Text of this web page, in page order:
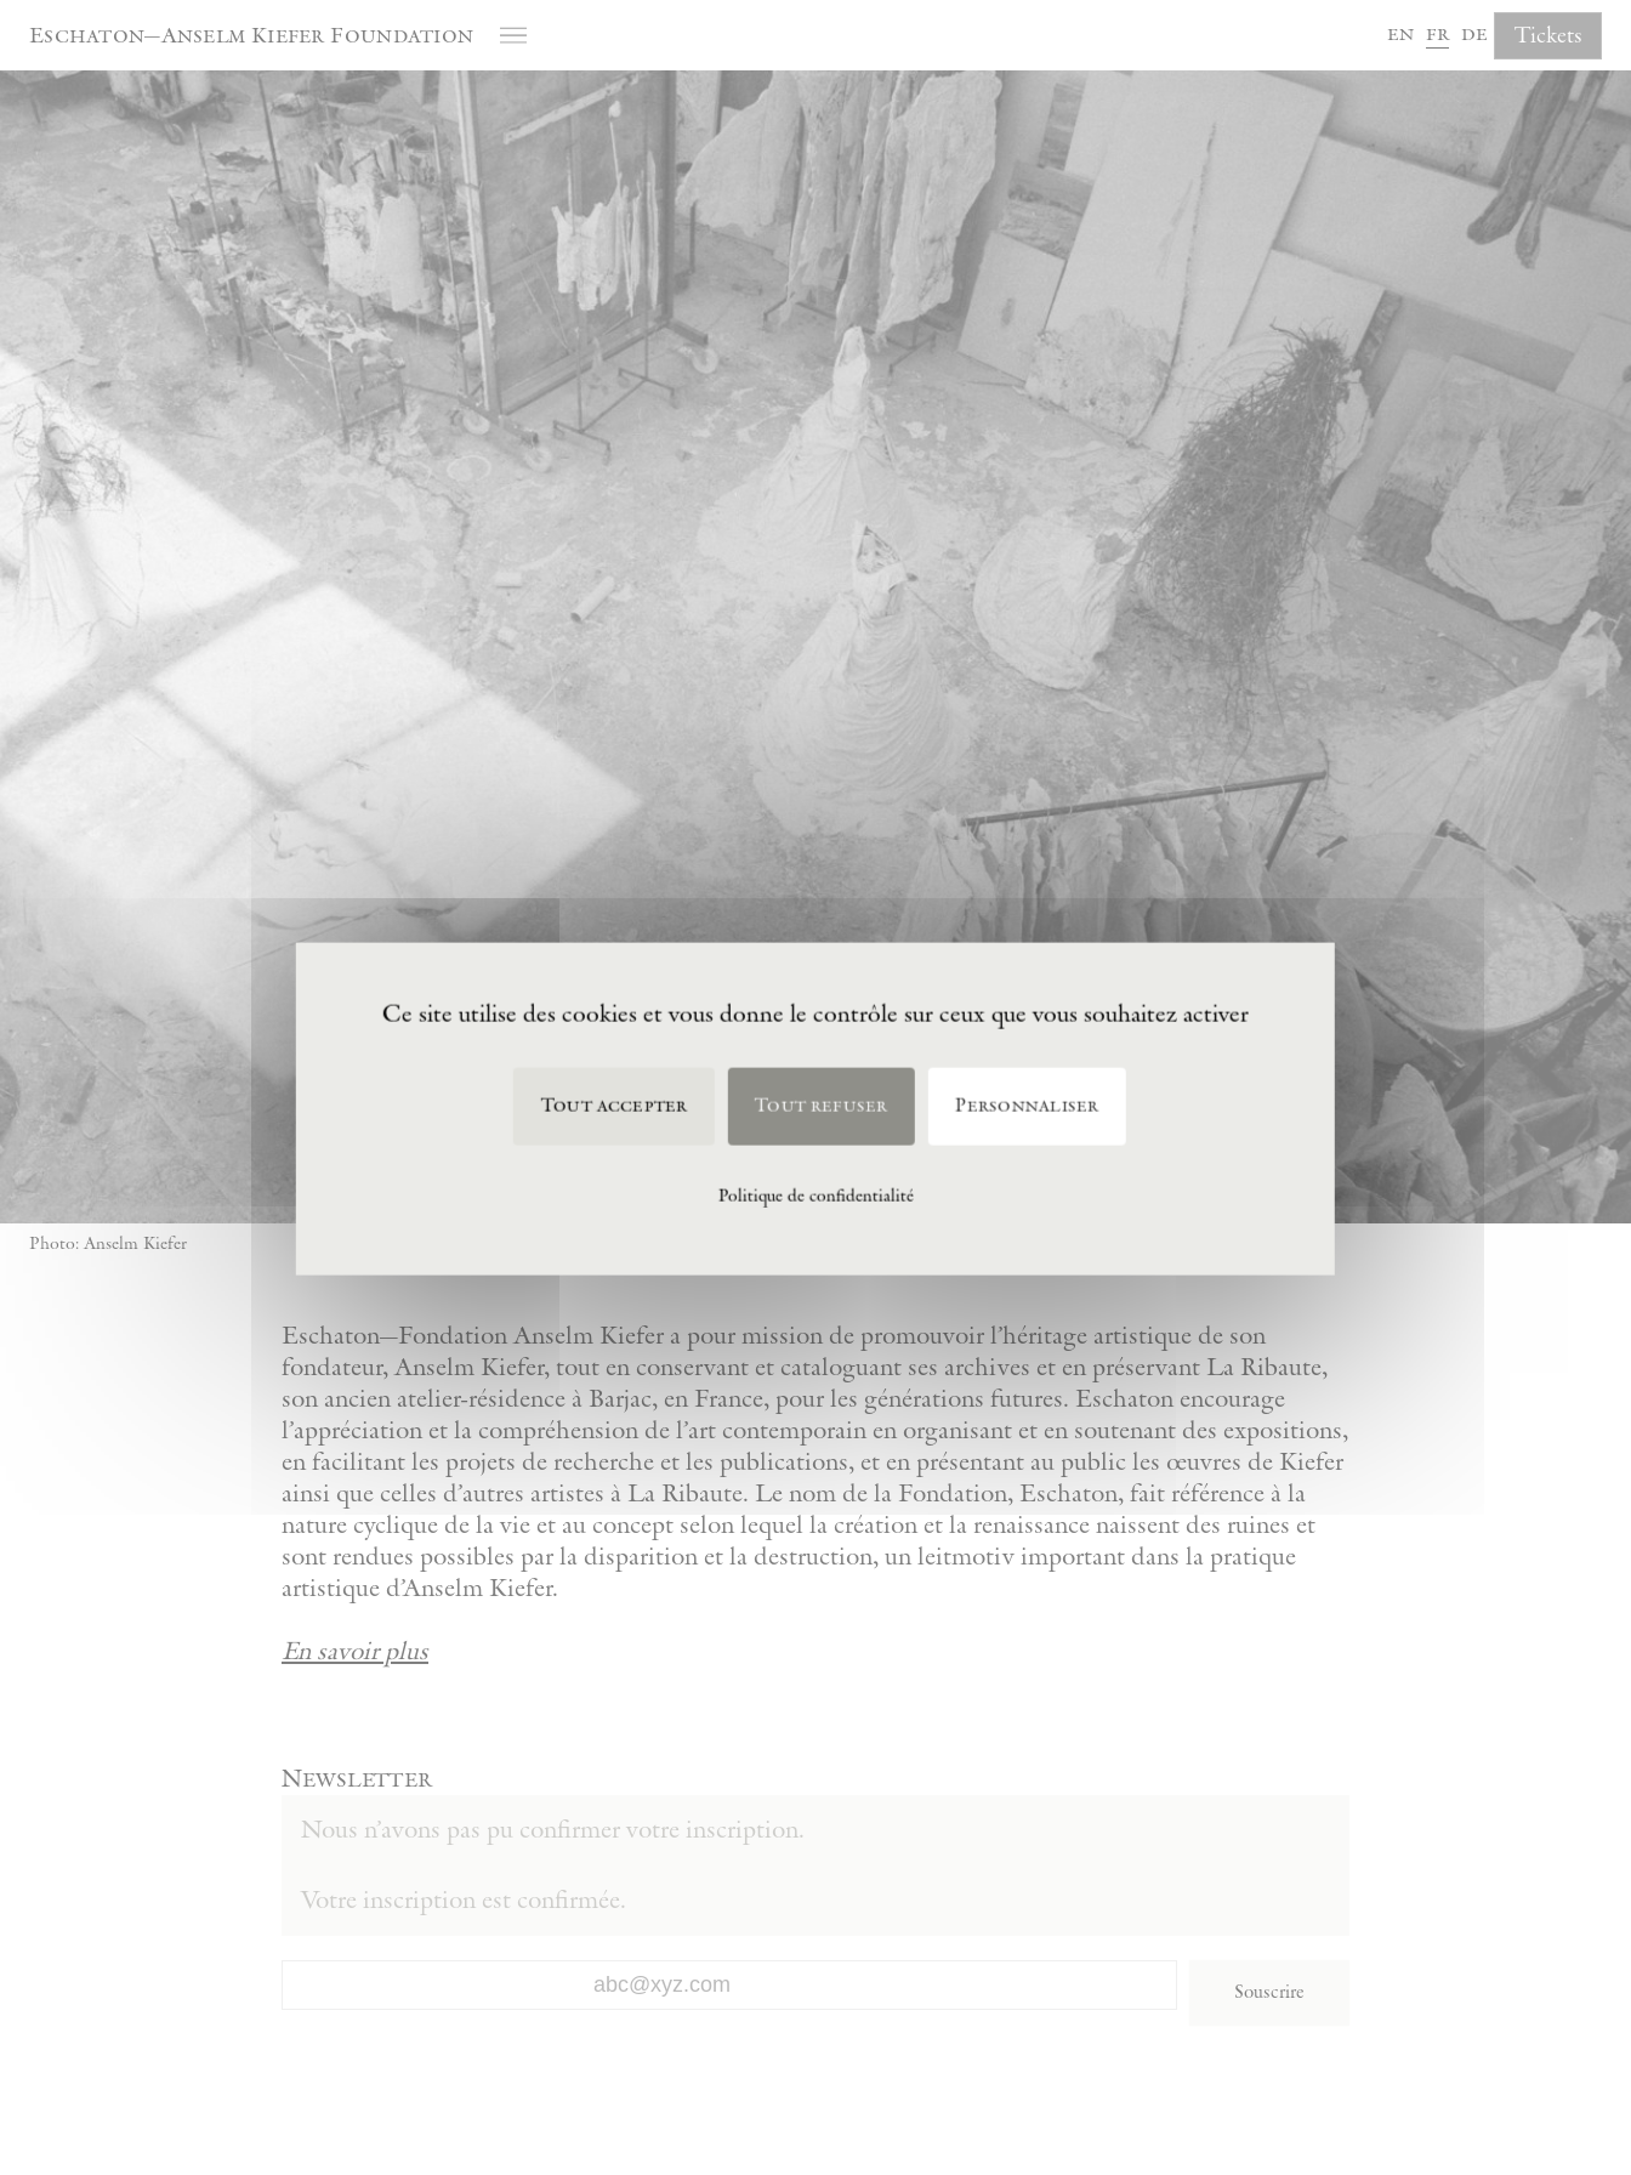
Eschaton—Anselm Kiefer Foundation en fr de Tickets
Photo: Anselm Kiefer
Eschaton—Fondation Anselm Kiefer a pour mission de promouvoir l’héritage artistique de son
fondateur, Anselm Kiefer, tout en conservant et cataloguant ses archives et en préservant La Ribaute,
son ancien atelier-résidence à Barjac, en France, pour les générations futures. Eschaton encourage
l’appréciation et la compréhension de l’art contemporain en organisant et en soutenant des expositions,
en facilitant les projets de recherche et les publications, et en présentant au public les œuvres de Kiefer
ainsi que celles d’autres artistes à La Ribaute. Le nom de la Fondation, Eschaton, fait référence à la
nature cyclique de la vie et au concept selon lequel la création et la renaissance naissent des ruines et
sont rendues possibles par la disparition et la destruction, un leitmotiv important dans la pratique
artistique d’Anselm Kiefer.
En savoir plus
Newsletter
Nous n’avons pas pu confirmer votre inscription.
Votre inscription est confirmée.
Souscrire
Ce site utilise des cookies et vous donne le contrôle sur ceux que vous souhaitez activer
Tout accepter Tout refuser Personnaliser
Politique de confidentialité